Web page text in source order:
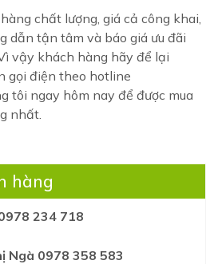
chất lượng, giá cả công khai,
dẫn tận tâm và báo giá ưu đãi
vậy khách hàng hãy để lại
gọi điện theo hotline
tôi ngay hôm nay để được mua
nhất.
hàng
234 718
Ngà 0978 358 583